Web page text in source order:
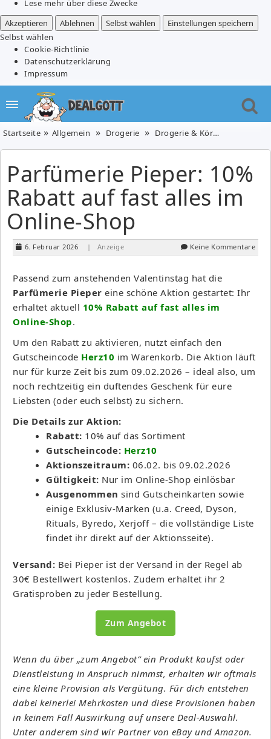
Lese mehr über diese Zwecke
Akzeptieren
Ablehnen Selbst wählen
Einstellungen speichern
Selbst wählen
Cookie-Richtlinie
Datenschutzerklärung
Impressum
Startseite Allgemein Drogerie Drogerie & Körperpflege
Parfümerie Pieper: 10%
Rabatt auf fast alles im
Online-Shop
6. Februar 2026 | Anzeige Keine Kommentare
Passend zum anstehenden Valentinstag hat die
Parfümerie Pieper eine schöne Aktion gestartet: Ihr
erhaltet aktuell 10% Rabatt auf fast alles im
Online-Shop.
Um den Rabatt zu aktivieren, nutzt einfach den
Gutscheincode Herz10 im Warenkorb. Die Aktion läuft
nur für kurze Zeit bis zum 09.02.2026 – ideal also, um
noch rechtzeitig ein duftendes Geschenk für eure
Liebsten (oder euch selbst) zu sichern.
Die Details zur Aktion:
Rabatt: 10% auf das Sortiment
Gutscheincode: Herz10
Aktionszeitraum: 06.02. bis 09.02.2026
Gültigkeit: Nur im Online-Shop einlösbar
Ausgenommen sind Gutscheinkarten sowie
einige Exklusiv-Marken (u.a. Creed, Dyson,
Rituals, Byredo, Xerjoff – die vollständige Liste
findet ihr direkt auf der Aktionsseite).
Versand: Bei Pieper ist der Versand in der Regel ab
30€ Bestellwert kostenlos. Zudem erhaltet ihr 2
Gratisproben zu jeder Bestellung.
Zum Angebot
Wenn du über „zum Angebot“ ein Produkt kaufst oder
Dienstleistung in Anspruch nimmst, erhalten wir oftmals
eine kleine Provision als Vergütung. Für dich entstehen
dabei keinerlei Mehrkosten und diese Provisionen haben
in keinem Fall Auswirkung auf unsere Deal-Auswahl.
Unter anderem sind wir Partner von eBay und Amazon.